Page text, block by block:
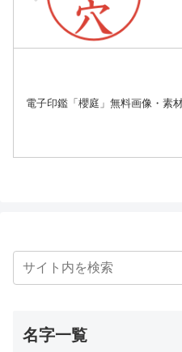
電子印鑑「櫻庭」無料画像・素
名字一覧